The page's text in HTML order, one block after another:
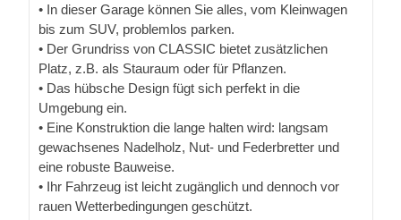
• In dieser Garage können Sie alles, vom Kleinwagen
bis zum SUV, problemlos parken.
• Der Grundriss von CLASSIC bietet zusätzlichen
Platz, z.B. als Stauraum oder für Pflanzen.
• Das hübsche Design fügt sich perfekt in die
Umgebung ein.
• Eine Konstruktion die lange halten wird: langsam
gewachsenes Nadelholz, Nut- und Federbretter und
eine robuste Bauweise.
• Ihr Fahrzeug ist leicht zugänglich und dennoch vor
rauen Wetterbedingungen geschützt.